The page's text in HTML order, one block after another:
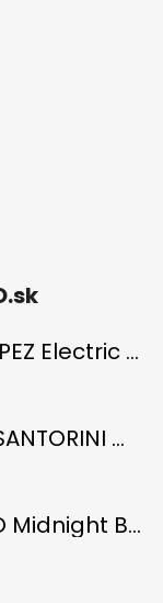
Cavicchi SAINT-TROPEZ Electric Blue di RICCI
Cavicchi MESANTO SANTORINI Oil Green di ROMANO
Cavicchi PORTOFINO Midnight Black di RICCI